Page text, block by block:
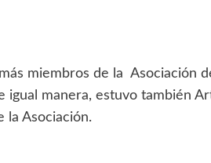
miembros de la Asociación
igual manera, estuvo también
la Asociación.